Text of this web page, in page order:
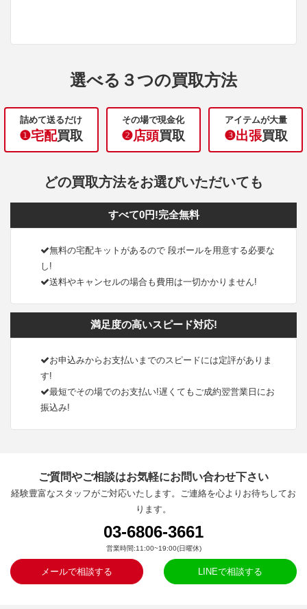
選べる３つの買取方法
詰めて送るだけ
❶宅配買取
その場で現金化
❷店頭買取
アイテムが大量
❸出張買取
どの買取方法をお選びいただいても
すべて0円!完全無料
無料の宅配キットがあるので 段ボールを用意する必要な
し!
送料やキャンセルの場合も費用は一切かかりません!
満足度の高いスピード対応!
お申込みからお支払いまでのスピードには定評がありま
す!
最短でその場でのお支払い!遅くてもご成約翌営業日にお
振込み!
ご質問やご相談はお気軽にお問い合わせ下さい
経験豊富なスタッフがご対応いたします。ご連絡を心よりお待ちしてお
ります。
03-6806-3661
営業時間:11:00~19:00(日曜休)
メールで相談する LINEで相談する